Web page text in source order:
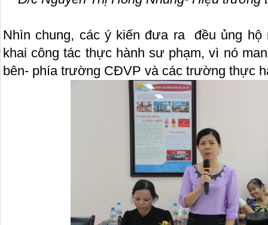
Nhìn chung, các ý kiến đưa ra đều ủng hộ
khai công tác thực hành sư phạm, vì nó
bên- phía trường CĐVP và các trường thực